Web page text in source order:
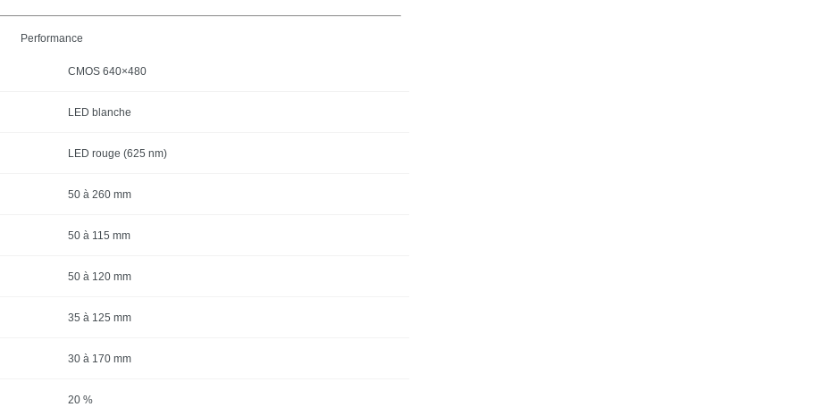
Performance
CMOS 640×480
LED blanche
LED rouge (625 nm)
50 à 260 mm
50 à 115 mm
50 à 120 mm
35 à 125 mm
30 à 170 mm
20 %